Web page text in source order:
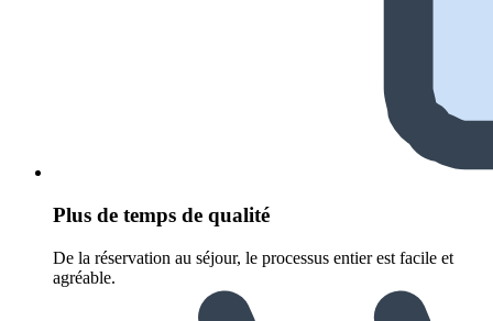
Plus de temps de qualité
De la réservation au séjour, le processus entier est facile et
agréable.